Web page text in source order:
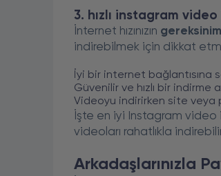
3. hızlı instagram
İnternet hızınızın
indirebilmek için dikkat
İyi bir internet bağlantısına
Güvenilir ve hızlı bir indirme
Videoyu indirirken site veya
İşte en iyi Instagram video
videoları rahatlıkla
Arkadaşlarınızla